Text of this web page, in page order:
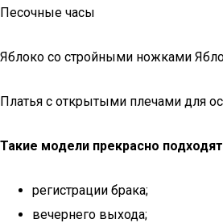
Песочные часы
Яблоко со стройными ножками
Платья с открытыми плечами для
Такие модели прекрасно
регистрации брака;
вечернего выхода;